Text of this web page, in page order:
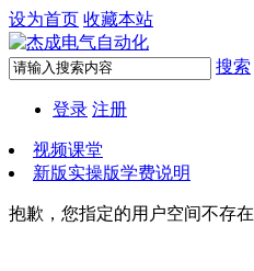
设为首页 收藏本站
搜索
登录 注册
视频课堂
新版实操版学费说明
抱歉，您指定的用户空间不存在